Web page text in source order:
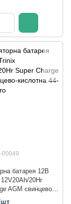
00049
батарея 12В
20Hr
AGM свинцево-
шт